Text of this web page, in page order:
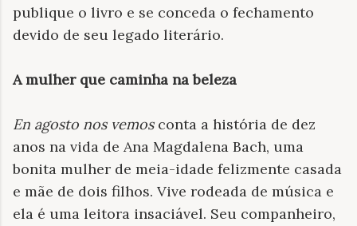
publique o livro e se conceda o fechamento
devido de seu legado literário.
A mulher que caminha na beleza
En agosto nos vemosconta a história de dez
anos na vida de Ana Magdalena Bach, uma
bonita mulher de meia-idade felizmente casada
e mãe de dois filhos. Vive rodeada de música e
ela é uma leitora insaciável. Seu companheiro,